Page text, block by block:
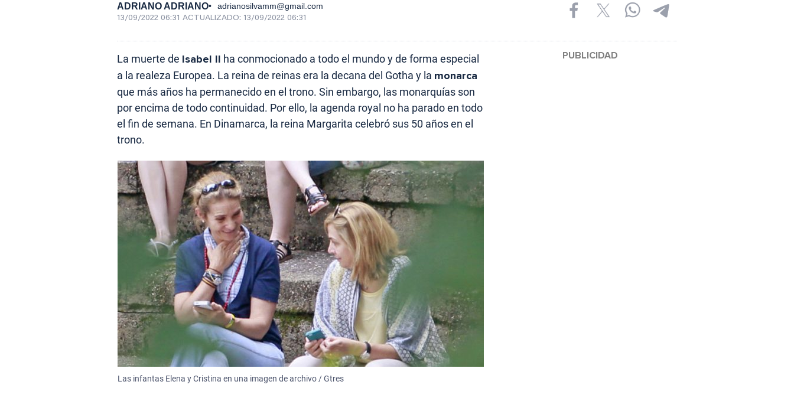
ADRIANO ADRIANO adrianosilvamm@gmail.com
13/09/2022 06:31 ACTUALIZADO: 13/09/2022 06:31
La muerte de Isabel II ha conmocionado a todo el mundo y de forma especial
a la realeza Europea. La reina de reinas era la decana del Gotha y la monarca
que más años ha permanecido en el trono. Sin embargo, las monarquías son
por encima de todo continuidad. Por ello, la agenda royal no ha parado en todo
el fin de semana. En Dinamarca, la reina Margarita celebró sus 50 años en el
trono.
Las infantas Elena y Cristina en una imagen de archivo / Gtres